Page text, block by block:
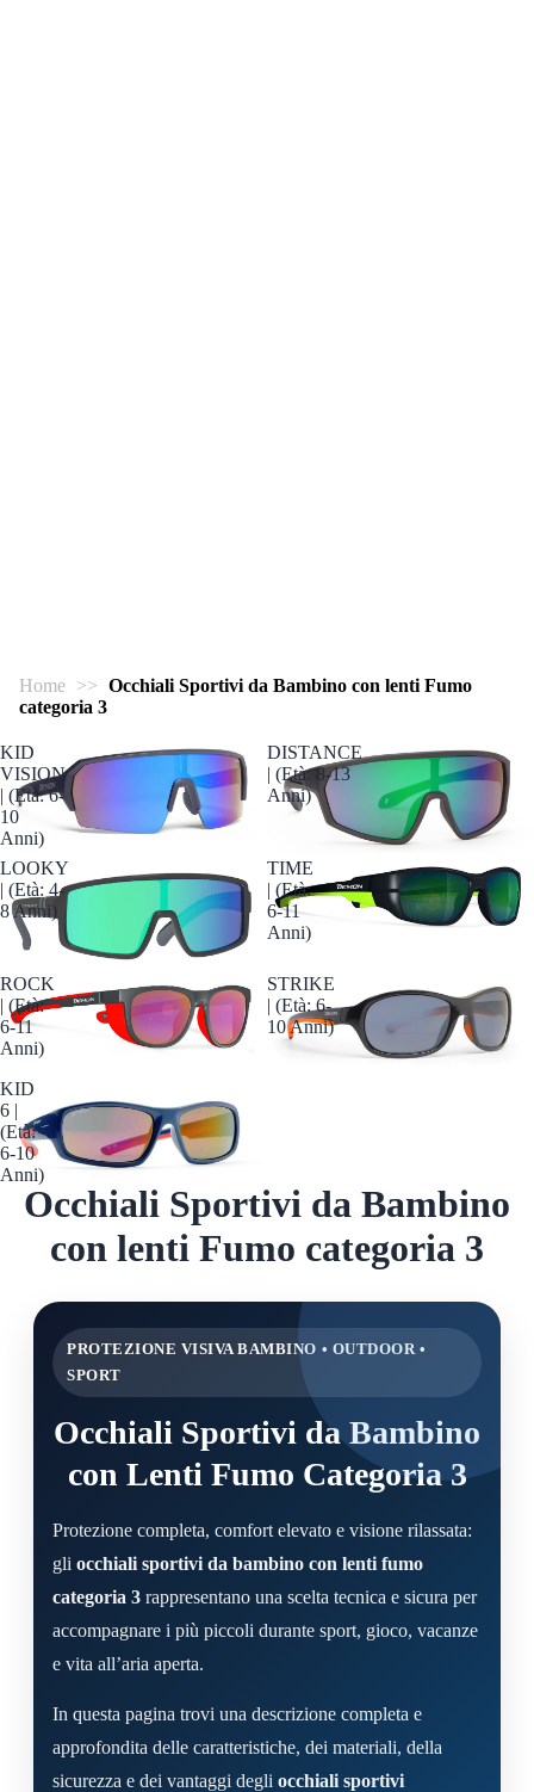
Home >> Occhiali Sportivi da Bambino con lenti Fumo
categoria 3
KID
VISION
| (Età: 6-
10
Anni)
Esaurito
DISTANCE
| (Età: 8-13
Anni)
LOOKY
| (Età: 4-
8 Anni)
TIME
| (Età:
6-11
Anni)
ROCK
| (Età:
6-11
Anni)
STRIKE
| (Età: 6-
10 Anni)
KID
6 |
(Età:
6-10
Anni)
Occhiali Sportivi da Bambino
con lenti Fumo categoria 3
PROTEZIONE VISIVA BAMBINO • OUTDOOR •
SPORT
Occhiali Sportivi da Bambino
con Lenti Fumo Categoria 3
Protezione completa, comfort elevato e visione rilassata:
gli occhiali sportivi da bambino con lenti fumo
categoria 3 rappresentano una scelta tecnica e sicura per
accompagnare i più piccoli durante sport, gioco, vacanze
e vita all’aria aperta.
In questa pagina trovi una descrizione completa e
approfondita delle caratteristiche, dei materiali, della
sicurezza e dei vantaggi degli occhiali sportivi